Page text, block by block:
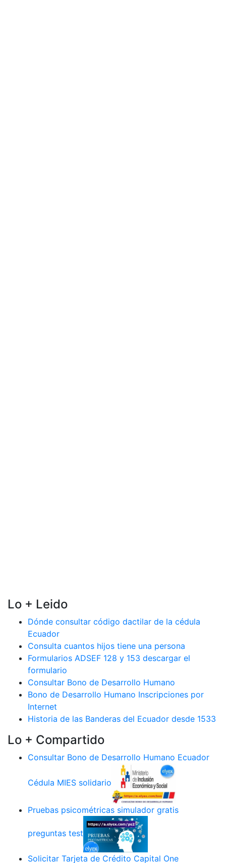
Lo + Leido
Dónde consultar código dactilar de la cédula
Ecuador
Consulta cuantos hijos tiene una persona
Formularios ADSEF 128 y 153 descargar el
formulario
Consultar Bono de Desarrollo Humano
Bono de Desarrollo Humano Inscripciones por
Internet
Historia de las Banderas del Ecuador desde 1533
Lo + Compartido
Consultar Bono de Desarrollo Humano Ecuador
Cédula MIES solidario
Pruebas psicométricas simulador gratis
preguntas test
Solicitar Tarjeta de Crédito Capital One